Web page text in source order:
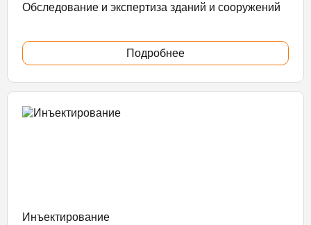
Обследование и экспертиза зданий и сооружений
Подробнее
Инъектирование